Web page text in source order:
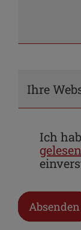
Ihre
Ich
gelesen
Absenden